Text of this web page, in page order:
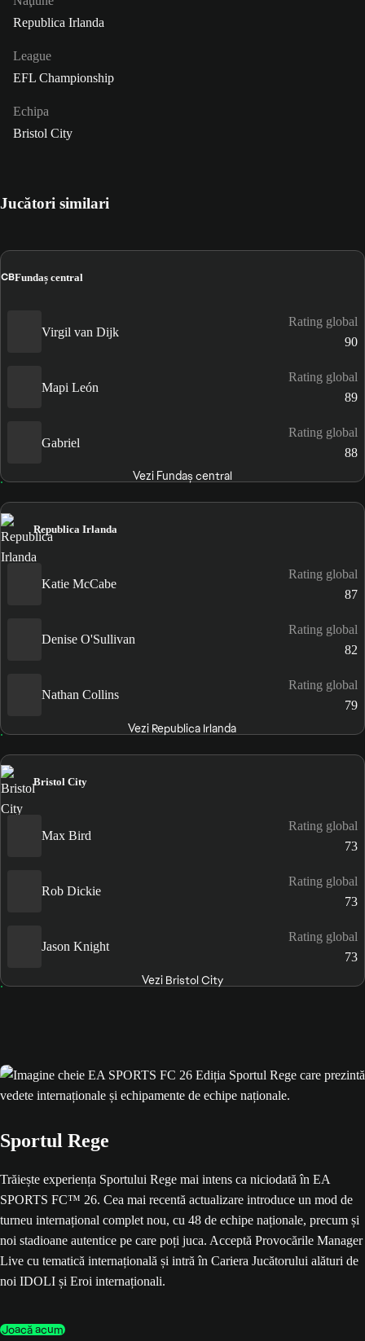
Republica Irlanda
League
EFL Championship
Echipa
Bristol City
Jucători similari
CBFundaș central
Virgil van Dijk
Rating global
90
Mapi León
Rating global
89
Gabriel
Rating global
88
Vezi Fundaș central
Republica Irlanda
Katie McCabe
Rating global
87
Denise O'Sullivan
Rating global
82
Nathan Collins
Rating global
79
Vezi Republica Irlanda
Bristol City
Max Bird
Rating global
73
Rob Dickie
Rating global
73
Jason Knight
Rating global
73
Vezi Bristol City
Sportul Rege
Trăiește experiența Sportului Rege mai intens ca niciodată în EA
SPORTS FC™ 26. Cea mai recentă actualizare introduce un mod de
turneu internațional complet nou, cu 48 de echipe naționale, precum și
noi stadioane autentice pe care poți juca. Acceptă Provocările Manager
Live cu tematică internațională și intră în Cariera Jucătorului alături de
noi IDOLI și Eroi internaționali.
Joacă acum